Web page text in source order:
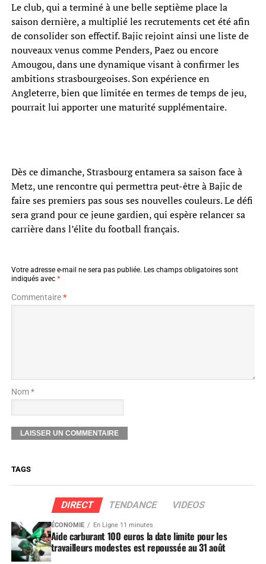
Le club, qui a terminé à une belle septième place la
saison dernière, a multiplié les recrutements cet été afin
de consolider son effectif. Bajic rejoint ainsi une liste de
nouveaux venus comme Penders, Paez ou encore
Amougou, dans une dynamique visant à confirmer les
ambitions strasbourgeoises. Son expérience en
Angleterre, bien que limitée en termes de temps de jeu,
pourrait lui apporter une maturité supplémentaire.
Dès ce dimanche, Strasbourg entamera sa saison face à
Metz, une rencontre qui permettra peut-être à Bajic de
faire ses premiers pas sous ses nouvelles couleurs. Le défi
sera grand pour ce jeune gardien, qui espère relancer sa
carrière dans l’élite du football français.
Votre adresse e-mail ne sera pas publiée. Les champs obligatoires sont
indiqués avec *
Commentaire*
Nom *
TAGS
DIRECT TENDANCE VIDEOS
ÉCONOMIE En Ligne 11 minutes
Aide carburant 100 euros la date limite pour les
travailleurs modestes est repoussée au 31 août